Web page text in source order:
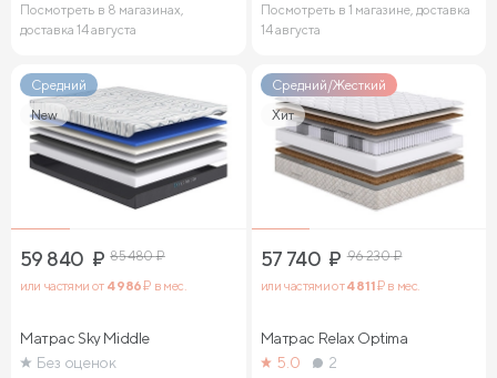
Посмотреть в 8 магазинах,
доставка 14 августа
Посмотреть в 1 магазине, доставка
14 августа
Средний
New
59 840 ₽ 85 480₽
или частями от 4 986₽ в мес.
Матрас Sky Middle
Без оценок
Средний/Жесткий
Хит
57 740 ₽ 96 230₽
или частями от4 811₽ в мес.
Матрас Relax Optima
5.0
2